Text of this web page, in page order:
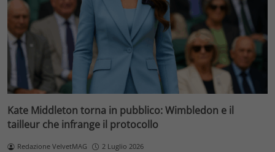
Kate Middleton torna in pubblico: Wimbledon e il
tailleur che infrange il protocollo
Redazione VelvetMAG 2 Luglio 2026